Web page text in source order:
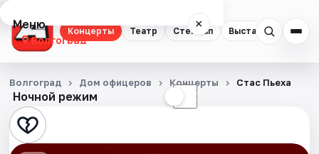
Концерты Театр Стендап Выставки
Меню ×
Волгоград
Концерты
Театр
Стендап
Ночной режим ☾
Волгоград Дом офицеров Концерты Стас Пьеха